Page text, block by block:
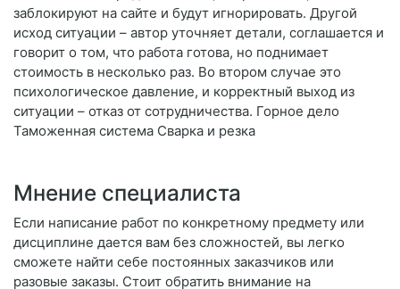
заблокируют на сайте и будут игнорировать. Другой
исход ситуации – автор уточняет детали, соглашается и
говорит о том, что работа готова, но поднимает
стоимость в несколько раз. Во втором случае это
психологическое давление, и корректный выход из
ситуации – отказ от сотрудничества. Горное дело
Таможенная система Сварка и резка
Мнение специалиста
Если написание работ по конкретному предмету или
дисциплине дается вам без сложностей, вы легко
сможете найти себе постоянных заказчиков или
разовые заказы. Стоит обратить внимание на